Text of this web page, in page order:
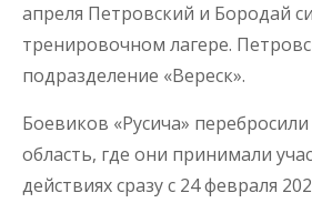
апреля Петровский и Бородай
тренировочном лагере.
подразделение «Вереск».
Боевиков «Русича»
область, где они принимали
действиях сразу с 24 февраля